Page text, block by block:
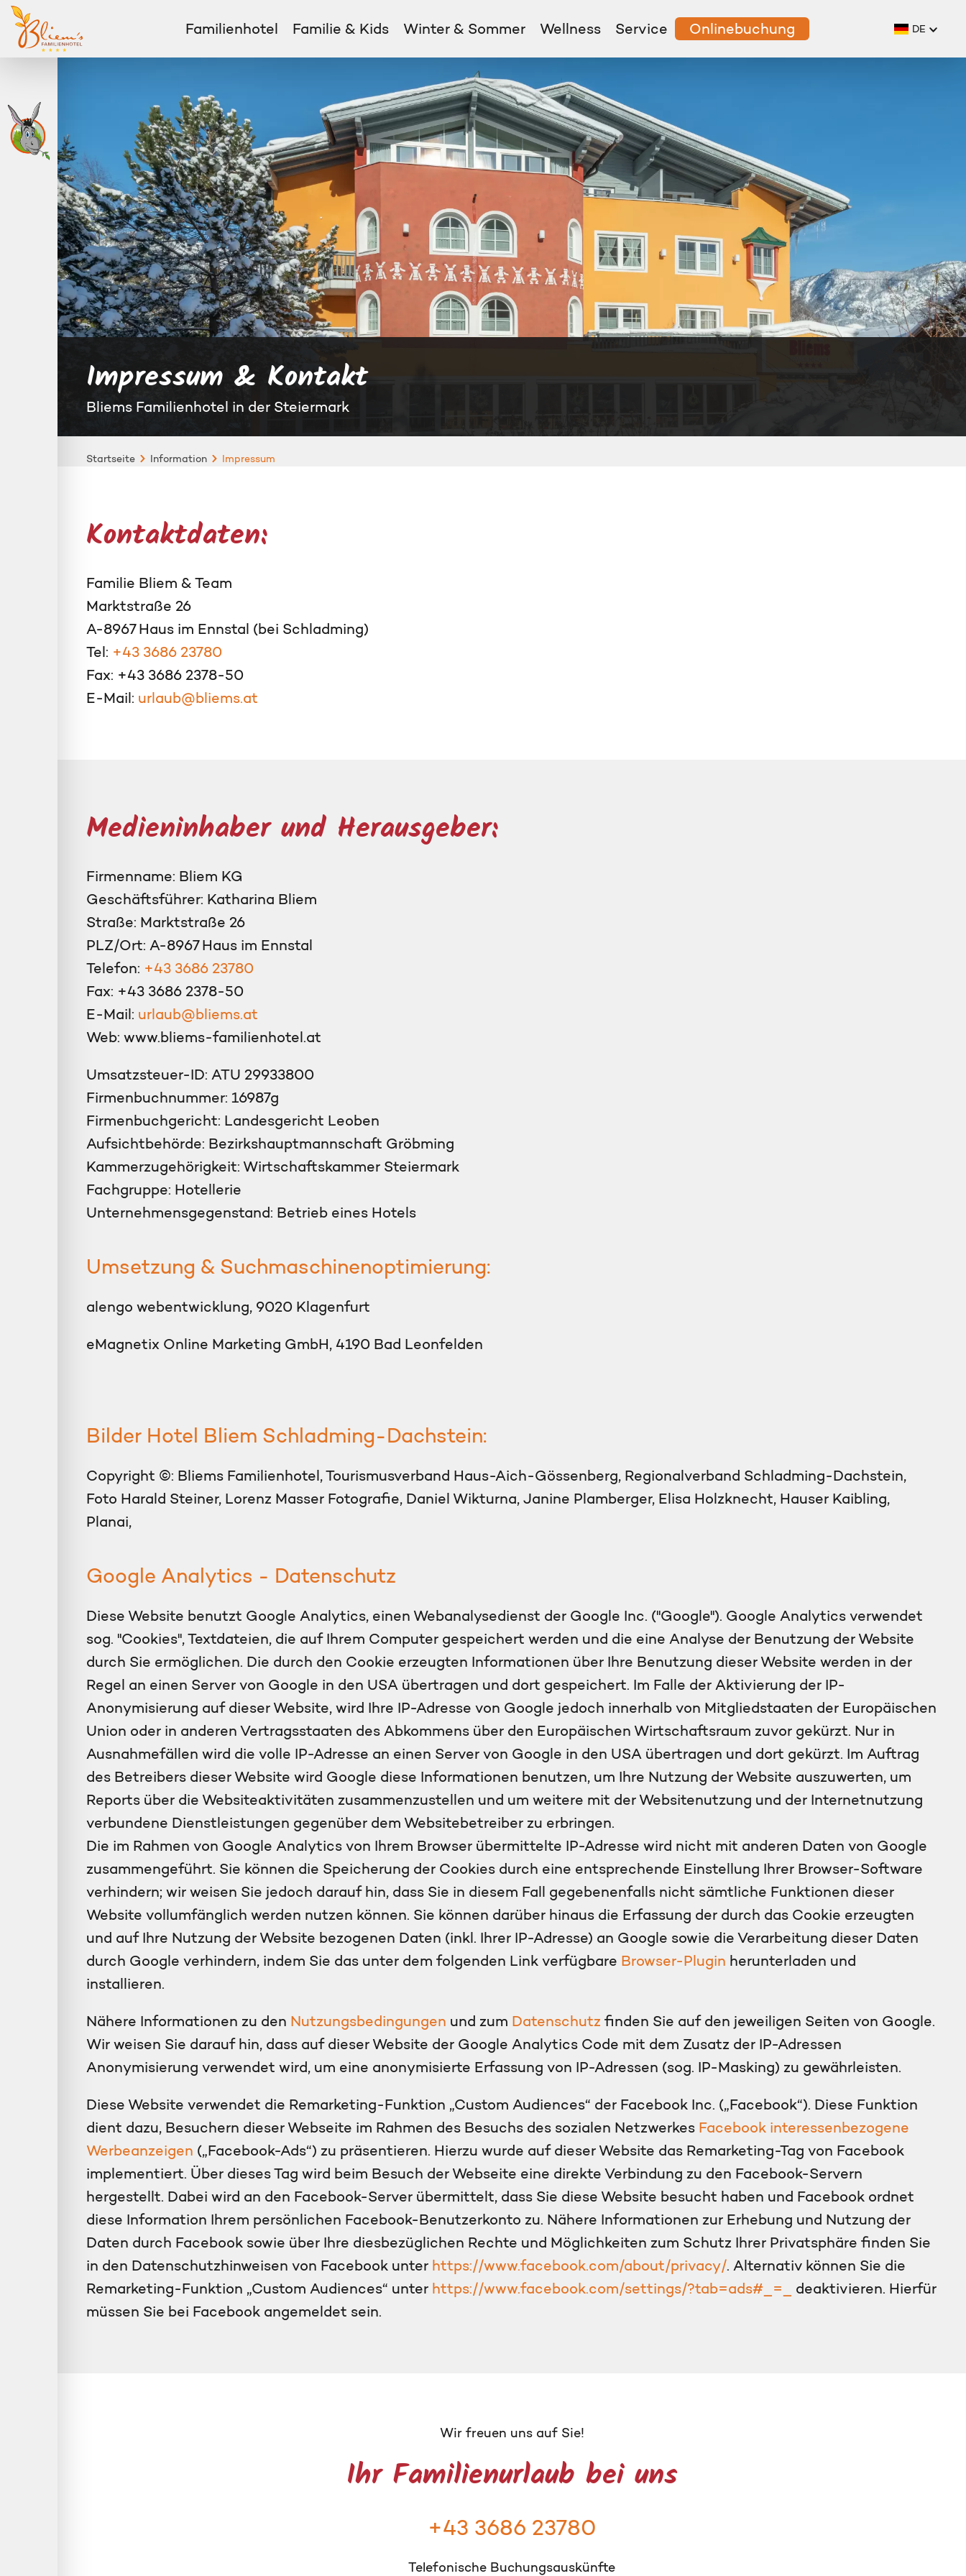
Familienhotel Familie & Kids Winter & Sommer Wellness Service Onlinebuchung DE
Impressum & Kontakt
Bliems Familienhotel in der Steiermark
Startseite Information Impressum
Kontaktdaten:
Familie Bliem & Team
Marktstraße 26
A-8967 Haus im Ennstal (bei Schladming)
Tel: +43 3686 23780
Fax: +43 3686 2378-50
E-Mail: urlaub@bliems.at
Medieninhaber und Herausgeber:
Firmenname: Bliem KG
Geschäftsführer: Katharina Bliem
Straße: Marktstraße 26
PLZ/Ort: A-8967 Haus im Ennstal
Telefon: +43 3686 23780
Fax: +43 3686 2378-50
E-Mail: urlaub@bliems.at
Web: www.bliems-familienhotel.at
Umsatzsteuer-ID: ATU 29933800
Firmenbuchnummer: 16987g
Firmenbuchgericht: Landesgericht Leoben
Aufsichtbehörde: Bezirkshauptmannschaft Gröbming
Kammerzugehörigkeit: Wirtschaftskammer Steiermark
Fachgruppe: Hotellerie
Unternehmensgegenstand: Betrieb eines Hotels
Umsetzung & Suchmaschinenoptimierung:
alengo webentwicklung, 9020 Klagenfurt
eMagnetix Online Marketing GmbH, 4190 Bad Leonfelden
Bilder Hotel Bliem Schladming-Dachstein:
Copyright ©: Bliems Familienhotel, Tourismusverband Haus-Aich-Gössenberg, Regionalverband Schladming-Dachstein,
Foto Harald Steiner, Lorenz Masser Fotografie, Daniel Wikturna, Janine Plamberger, Elisa Holzknecht, Hauser Kaibling,
Planai,
Google Analytics - Datenschutz
Diese Website benutzt Google Analytics, einen Webanalysedienst der Google Inc. ("Google"). Google Analytics verwendet
sog. "Cookies", Textdateien, die auf Ihrem Computer gespeichert werden und die eine Analyse der Benutzung der Website
durch Sie ermöglichen. Die durch den Cookie erzeugten Informationen über Ihre Benutzung dieser Website werden in der
Regel an einen Server von Google in den USA übertragen und dort gespeichert. Im Falle der Aktivierung der IP-
Anonymisierung auf dieser Website, wird Ihre IP-Adresse von Google jedoch innerhalb von Mitgliedstaaten der Europäischen
Union oder in anderen Vertragsstaaten des Abkommens über den Europäischen Wirtschaftsraum zuvor gekürzt. Nur in
Ausnahmefällen wird die volle IP-Adresse an einen Server von Google in den USA übertragen und dort gekürzt. Im Auftrag
des Betreibers dieser Website wird Google diese Informationen benutzen, um Ihre Nutzung der Website auszuwerten, um
Reports über die Websiteaktivitäten zusammenzustellen und um weitere mit der Websitenutzung und der Internetnutzung
verbundene Dienstleistungen gegenüber dem Websitebetreiber zu erbringen.
Die im Rahmen von Google Analytics von Ihrem Browser übermittelte IP-Adresse wird nicht mit anderen Daten von Google
zusammengeführt. Sie können die Speicherung der Cookies durch eine entsprechende Einstellung Ihrer Browser-Software
verhindern; wir weisen Sie jedoch darauf hin, dass Sie in diesem Fall gegebenenfalls nicht sämtliche Funktionen dieser
Website vollumfänglich werden nutzen können. Sie können darüber hinaus die Erfassung der durch das Cookie erzeugten
und auf Ihre Nutzung der Website bezogenen Daten (inkl. Ihrer IP-Adresse) an Google sowie die Verarbeitung dieser Daten
durch Google verhindern, indem Sie das unter dem folgenden Link verfügbare Browser-Plugin herunterladen und
installieren.
Nähere Informationen zu den Nutzungsbedingungen und zum Datenschutz finden Sie auf den jeweiligen Seiten von Google.
Wir weisen Sie darauf hin, dass auf dieser Website der Google Analytics Code mit dem Zusatz der IP-Adressen
Anonymisierung verwendet wird, um eine anonymisierte Erfassung von IP-Adressen (sog. IP-Masking) zu gewährleisten.
Diese Website verwendet die Remarketing-Funktion „Custom Audiences“ der Facebook Inc. („Facebook“). Diese Funktion
dient dazu, Besuchern dieser Webseite im Rahmen des Besuchs des sozialen Netzwerkes Facebook interessenbezogene
Werbeanzeigen („Facebook-Ads“) zu präsentieren. Hierzu wurde auf dieser Website das Remarketing-Tag von Facebook
implementiert. Über dieses Tag wird beim Besuch der Webseite eine direkte Verbindung zu den Facebook-Servern
hergestellt. Dabei wird an den Facebook-Server übermittelt, dass Sie diese Website besucht haben und Facebook ordnet
diese Information Ihrem persönlichen Facebook-Benutzerkonto zu. Nähere Informationen zur Erhebung und Nutzung der
Daten durch Facebook sowie über Ihre diesbezüglichen Rechte und Möglichkeiten zum Schutz Ihrer Privatsphäre finden Sie
in den Datenschutzhinweisen von Facebook unter https://www.facebook.com/about/privacy/. Alternativ können Sie die
Remarketing-Funktion „Custom Audiences“ unter https://www.facebook.com/settings/?tab=ads#_=_
deaktivieren. Hierfür
müssen Sie bei Facebook angemeldet sein.
Wir freuen uns auf Sie!
Ihr Familienurlaub bei uns
+43 3686 23780
Telefonische Buchungsauskünfte